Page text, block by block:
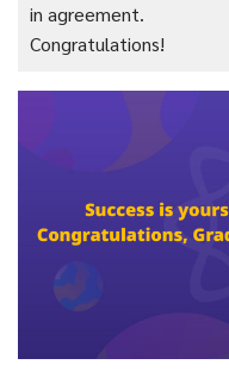
in agreement.
Congratulations!